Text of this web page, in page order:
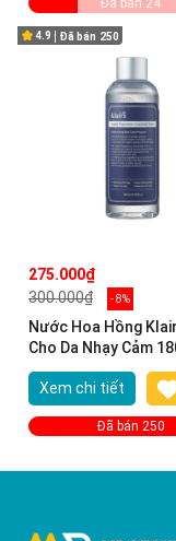
Đã bán 24
4.9 Đã bán 250
275.000₫
300.000₫
- 8%
Nước Hoa Hồng
Cho Da Nhạy Cảm
Supple Preparation
Unscented Toner
Xem chi tiết
Đã bán 250